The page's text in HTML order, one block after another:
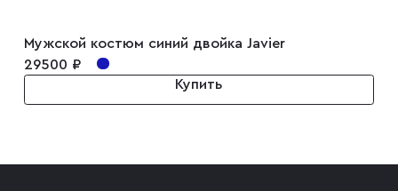
Мужской костюм синий двойка Javier
29500 ₽
Купить